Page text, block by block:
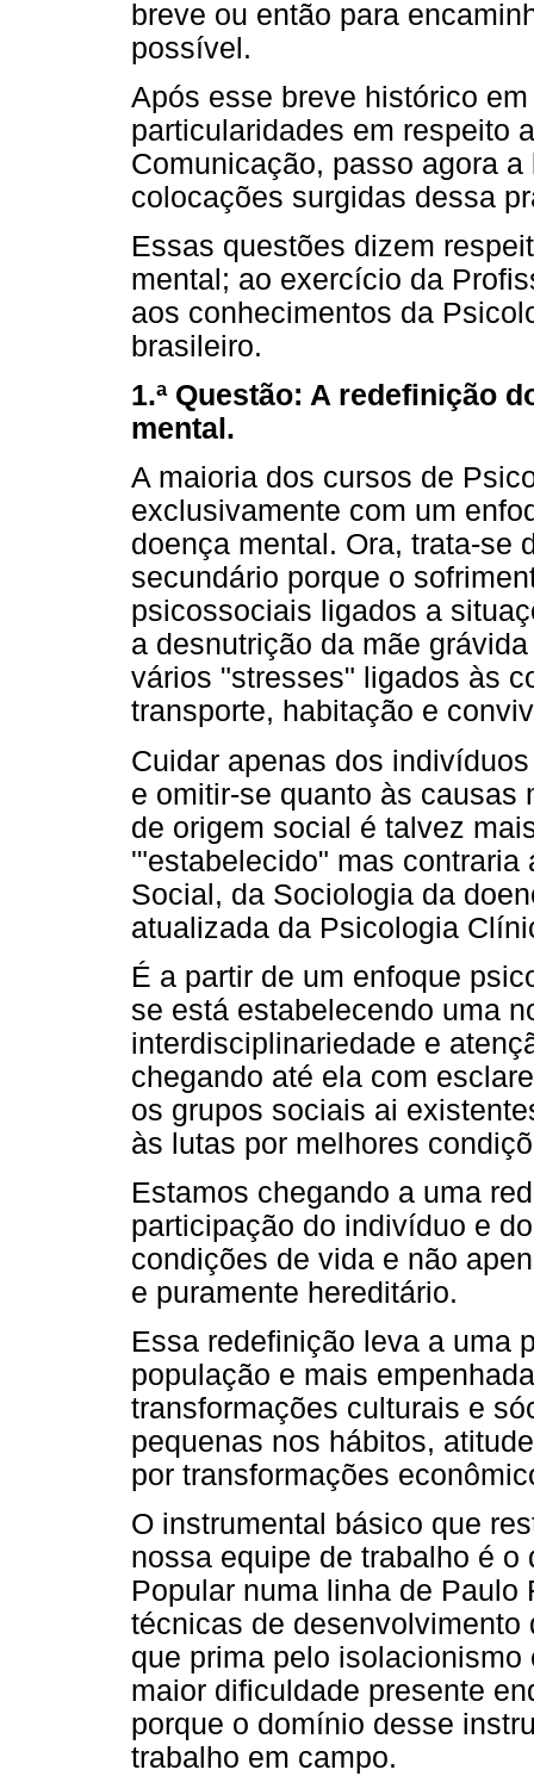
breve ou então para
possível.
Após esse breve histórico
particularidades em respeito
Comunicação, passo agora
colocações surgidas dessa
Essas questões dizem
mental; ao exercício da
aos conhecimentos da
brasileiro.
1.ª Questão: A redefinição
mental.
A maioria dos cursos de
exclusivamente com um
doença mental. Ora, trata-se
secundário porque o
psicossociais ligados a
a desnutrição da mãe
vários "stresses" ligados às
transporte, habitação e
Cuidar apenas dos
e omitir-se quanto às causas
de origem social é talvez
'"estabelecido" mas
Social, da Sociologia da
atualizada da Psicologia
É a partir de um enfoque
se está estabelecendo uma
interdisciplinariedade e
chegando até ela com
os grupos sociais ai
às lutas por melhores
Estamos chegando a uma
participação do indivíduo e
condições de vida e não
e puramente hereditário.
Essa redefinição leva a uma
população e mais
transformações culturais e
pequenas nos hábitos,
por transformações
O instrumental básico que
nossa equipe de trabalho é
Popular numa linha de Paulo
técnicas de
que prima pelo
maior dificuldade presente
porque o domínio desse
trabalho em campo.